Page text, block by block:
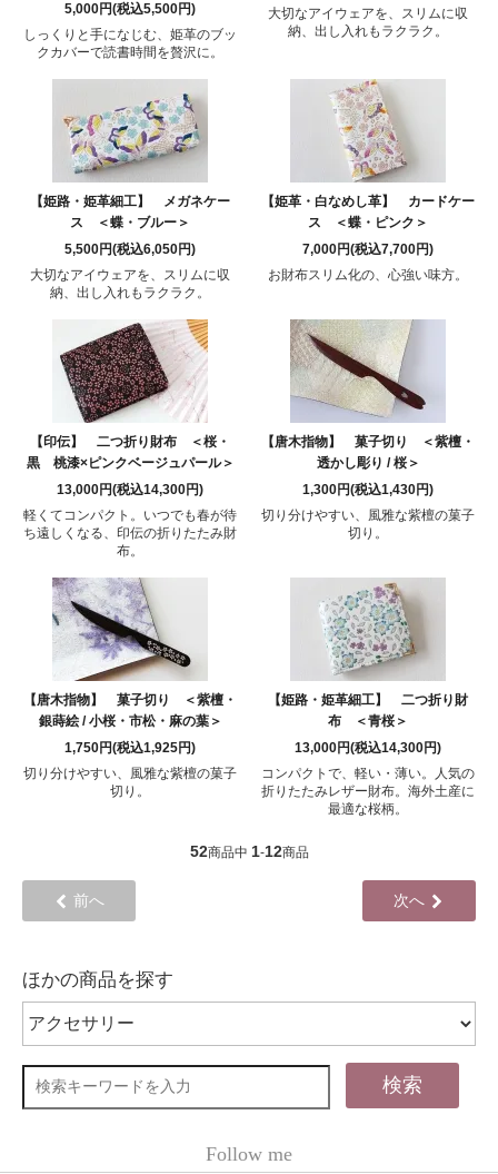
5,000円(税込5,500円)
しっくりと手になじむ、姫革のブッ
クカバーで読書時間を贅沢に。
大切なアイウェアを、スリムに収
納、出し入れもラクラク。
【姫路・姫革細工】 メガネケー
ス ＜蝶・ブルー＞
5,500円(税込6,050円)
大切なアイウェアを、スリムに収
納、出し入れもラクラク。
【姫革・白なめし革】 カードケー
ス ＜蝶・ピンク＞
7,000円(税込7,700円)
お財布スリム化の、心強い味方。
【印伝】 二つ折り財布 ＜桜・
黒 桃漆×ピンクベージュパール＞
13,000円(税込14,300円)
軽くてコンパクト。いつでも春が待
ち遠しくなる、印伝の折りたたみ財
布。
【唐木指物】 菓子切り ＜紫檀・
透かし彫り / 桜＞
1,300円(税込1,430円)
切り分けやすい、風雅な紫檀の菓子
切り。
【唐木指物】 菓子切り ＜紫檀・
銀蒔絵 / 小桜・市松・麻の葉＞
1,750円(税込1,925円)
切り分けやすい、風雅な紫檀の菓子
切り。
【姫路・姫革細工】 二つ折り財
布 ＜青桜＞
13,000円(税込14,300円)
コンパクトで、軽い・薄い。人気の
折りたたみレザー財布。海外土産に
最適な桜柄。
52商品中 1-12商品
前へ 次へ
ほかの商品を探す
検索
Follow me